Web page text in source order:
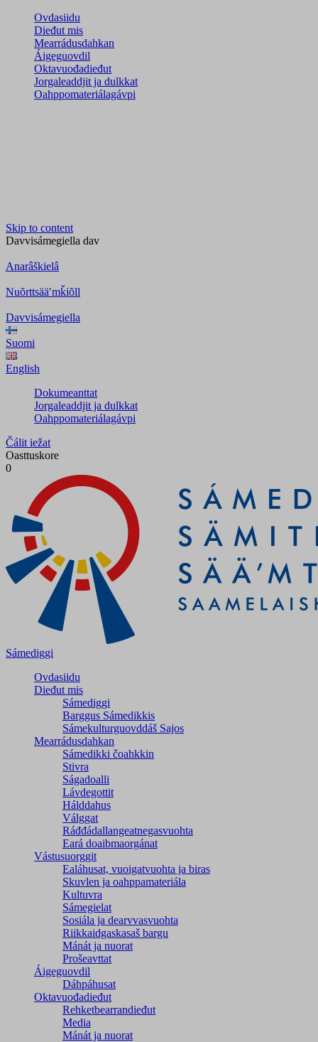
Ovdasiidu
Dieđut mis
Mearrádusdahkan
Áigeguovdil
Oktavuođadieđut
Jorgaleaddjit ja dulkkat
Oahppomateriálagávpi
Skip to content
Davvisámegiella dav
Anarâškielâ
Nuõrttsääʹmǩiõll
Davvisámegiella
Suomi
English
Dokumeanttat
Jorgaleaddjit ja dulkkat
Oahppomateriálagávpi
Čálit iežat
Oasttuskore
0
Sámediggi
Ovdasiidu
Dieđut mis
Sámediggi
Barggus Sámedikkis
Sámekulturguovddáš Sajos
Mearrádusdahkan
Sámedikki čoahkkin
Stivra
Ságadoalli
Lávdegottit
Hálddahus
Válggat
Ráđđádallangeatnegas­vuohta
Eará doaibmaorgánat
Vástusuorggit
Ealáhusat, vuoigatvuohta ja biras
Skuvlen ja oahppamateriála
Kultuvra
Sámegielat
Sosiála ja dearvvasvuohta
Riikkaidgaskasaš bargu
Mánát ja nuorat
Prošeavttat
Áigeguovdil
Dáhpáhusat
Oktavuođadieđut
Rehketbearrandieđut
Media
Mánát ja nuorat